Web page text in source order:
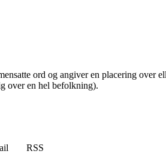
ord og angiver en placering over
over en hel befolkning).
RSS